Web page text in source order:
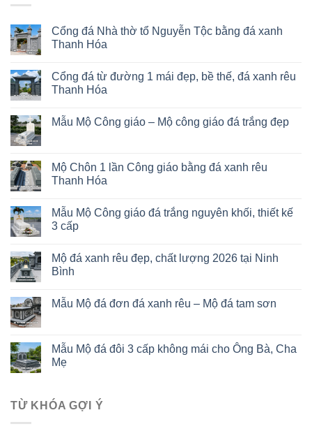
Cổng đá Nhà thờ tổ Nguyễn Tộc bằng đá xanh
Thanh Hóa
Cổng đá từ đường 1 mái đẹp, bề thế, đá xanh rêu
Thanh Hóa
Mẫu Mộ Công giáo – Mộ công giáo đá trắng đẹp
Mộ Chôn 1 lần Công giáo bằng đá xanh rêu
Thanh Hóa
Mẫu Mộ Công giáo đá trắng nguyên khối, thiết kế
3 cấp
Mộ đá xanh rêu đẹp, chất lượng 2026 tại Ninh
Bình
Mẫu Mộ đá đơn đá xanh rêu – Mộ đá tam sơn
Mẫu Mộ đá đôi 3 cấp không mái cho Ông Bà, Cha
Mẹ
TỪ KHÓA GỢI Ý